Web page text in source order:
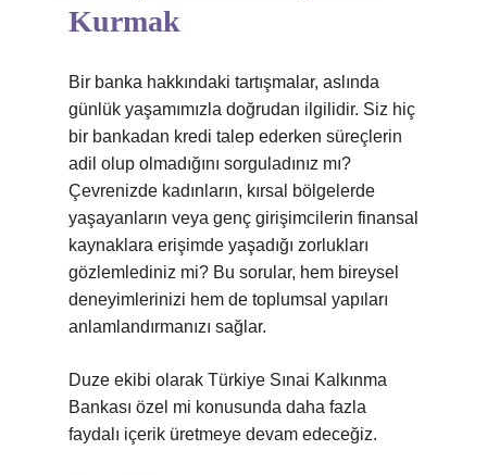
Kurmak
Bir banka hakkındaki tartışmalar, aslında
günlük yaşamımızla doğrudan ilgilidir. Siz hiç
bir bankadan kredi talep ederken süreçlerin
adil olup olmadığını sorguladınız mı?
Çevrenizde kadınların, kırsal bölgelerde
yaşayanların veya genç girişimcilerin finansal
kaynaklara erişimde yaşadığı zorlukları
gözlemlediniz mi? Bu sorular, hem bireysel
deneyimlerinizi hem de toplumsal yapıları
anlamlandırmanızı sağlar.
Duze ekibi olarak Türkiye Sınai Kalkınma
Bankası özel mi konusunda daha fazla
faydalı içerik üretmeye devam edeceğiz.